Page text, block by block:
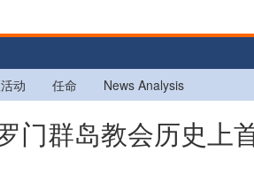
动 任命 News Analysis
门群岛教会历史上